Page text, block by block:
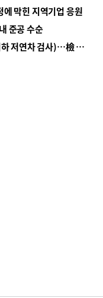
막힌 지역기업 응원
준공 수순
■ 검사 신분 버리고 직급하향(10년 이하 저연차 검사)…檢 중수청행 기피